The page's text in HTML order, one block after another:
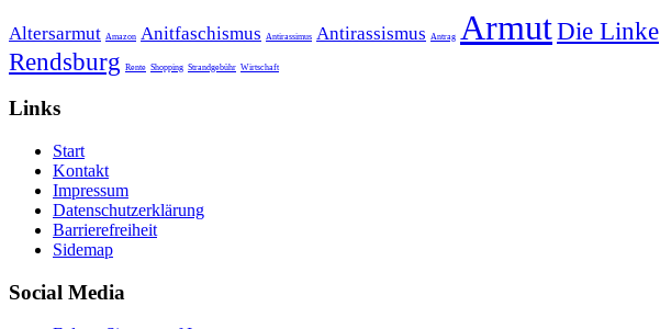
Altersarmut Amazon Anitfaschismus Antirassimus Antirassismus Antrag ArmutDie Linke
Rendsburg Rente Shopping Strandgebühr Wirtschaft
Links
Start
Kontakt
Impressum
Datenschutzerklärung
Barrierefreiheit
Sidemap
Social Media